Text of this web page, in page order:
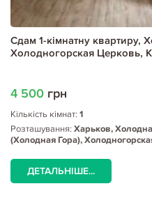
Сдам 1-кімнатну квартиру,
Холодногорская Церковь,
4 500 грн
Кількість кімнат: 1
Розташування: Харьков,
(Холодная Гора),
ДЕТАЛЬНІШЕ...